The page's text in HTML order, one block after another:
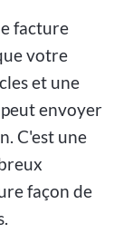
facture
votre
et une
envoyer
C'est une
façon de